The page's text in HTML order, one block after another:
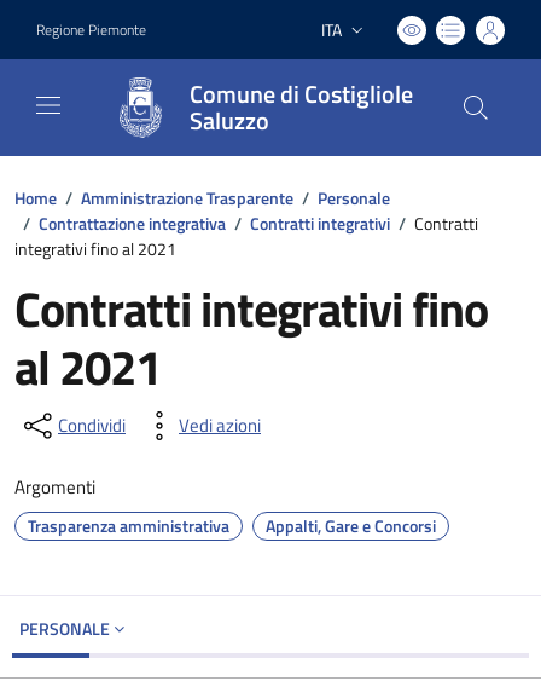
Regione Piemonte Lingua attiva:
ITA
Comune di Costigliole
Saluzzo
Home / Amministrazione Trasparente / Personale
/ Contrattazione integrativa / Contratti integrativi / Contratti
integrativi fino al 2021
Contratti integrativi fino
al 2021
Condividi Vedi azioni
Argomenti
Trasparenza amministrativa Appalti, Gare e Concorsi
PERSONALE